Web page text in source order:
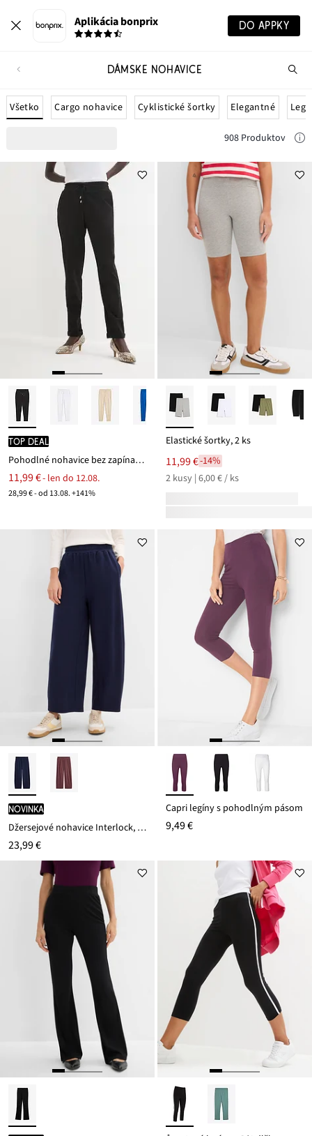
Aplikácia bonprix DO APPKY
DÁMSKE NOHAVICE
Všetko Cargo nohavice Cyklistické šortky Elegantné
908 Produktov
TOP DEAL
Pohodlné nohavice bez zapínania Punto di Roma
11,99 €- len do 12.08.
28,99 € - od 13.08. +141%
Elastické šortky, 2 ks
11,99 €-14%
2 kusy | 6,00 € / ks
novinka
Džersejové nohavice Interlock, bavlna
23,99 €
Capri legíny s pohodlným pásom
9,49 €